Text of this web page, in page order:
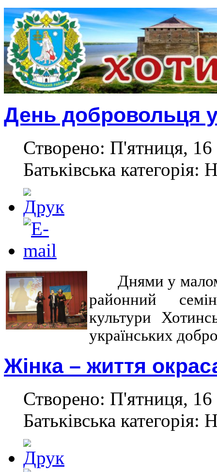
День добровольця
Створено: П'ятниця, 16
Батьківська категорія:
Днями у
районний
культури
українських
Жінка – життя
Створено: П'ятниця, 16
Батьківська категорія: